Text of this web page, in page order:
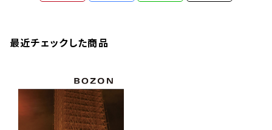
最近チェックした商品